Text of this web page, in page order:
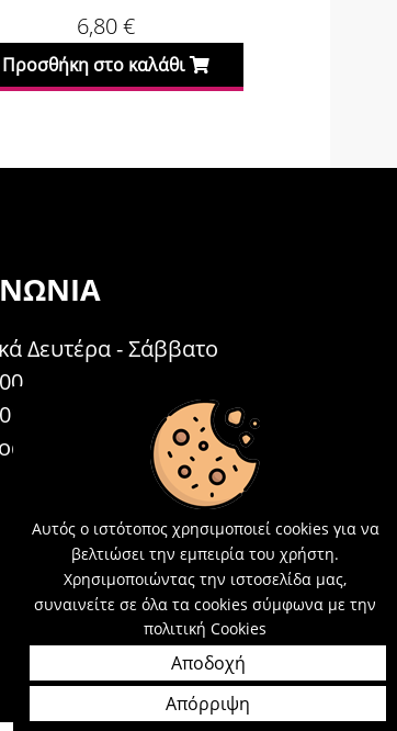
6,80€
Προσθήκη στο καλάθι
Δευτέρα - Σάββατο
Αυτός ο ιστότοπος χρησιμοποιεί cookies για να
βελτιώσει την εμπειρία του χρήστη.
Χρησιμοποιώντας την ιστοσελίδα μας,
συναινείτε σε όλα τα cookies σύμφωνα με την
πολιτική Cookies
Αποδοχή
Απόρριψη